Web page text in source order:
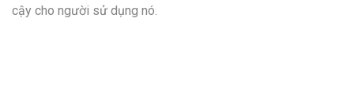
cậy cho người sử dụng nó.